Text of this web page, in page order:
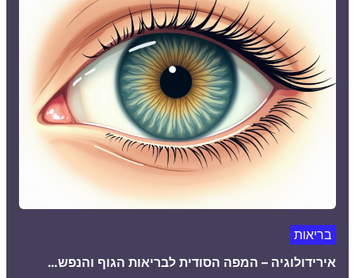
בריאות
אירידולוגיה – המפה הסודית לבריאות הגוף והנפש…